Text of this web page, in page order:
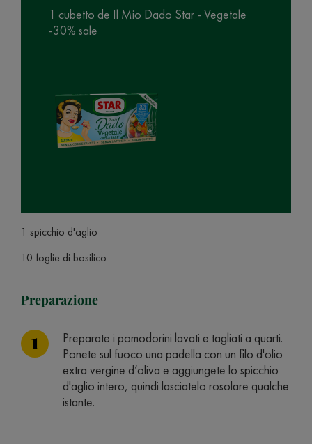
1 cubetto de Il Mio Dado Star - Vegetale
-30% sale
1 spicchio d'aglio
10 foglie di basilico
Preparazione
Preparate i pomodorini lavati e tagliati a quarti.
Ponete sul fuoco una padella con un filo d'olio
extra vergine d’oliva e aggiungete lo spicchio
d'aglio intero, quindi lasciatelo rosolare qualche
istante.